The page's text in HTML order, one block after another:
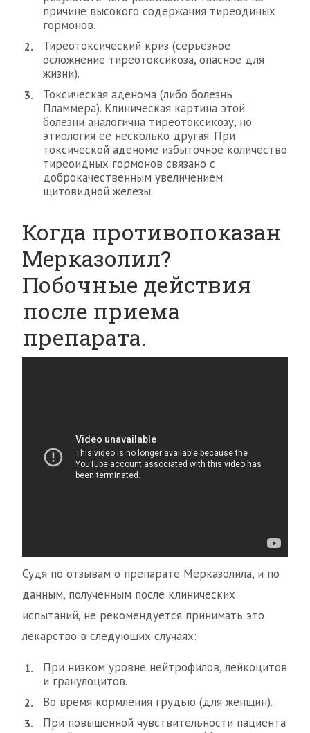
причине высокого содержания тиреодиных
гормонов.
Тиреотоксический криз (серьезное
осложнение тиреотоксикоза, опасное для
жизни).
Токсическая аденома (либо болезнь
Пламмера). Клиническая картина этой
болезни аналогична тиреотоксикозу, но
этиология ее несколько другая. При
токсической аденоме избыточное количество
тиреоидных гормонов связано с
доброкачественным увеличением
щитовидной железы.
Когда противопоказан
Мерказолил?
Побочные действия
после приема
препарата.
Судя по отзывам о препарате Мерказолила, и по
данным, полученным после клинических
испытаний, не рекомендуется принимать это
лекарство в следующих случаях:
При низком уровне нейтрофилов, лейкоцитов
и гранулоцитов.
Во время кормления грудью (для женщин).
При повышенной чувствительности пациента